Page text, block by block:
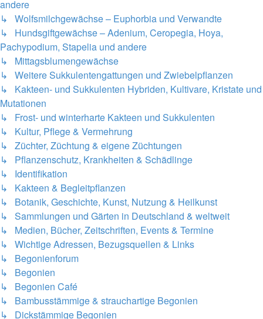
andere
↳ Wolfsmilchgewächse – Euphorbia und Verwandte
↳ Hundsgiftgewächse – Adenium, Ceropegia, Hoya,
Pachypodium, Stapelia und andere
↳ Mittagsblumengewächse
↳ Weitere Sukkulentengattungen und Zwiebelpflanzen
↳ Kakteen- und Sukkulenten Hybriden, Kultivare, Kristate und
Mutationen
↳ Frost- und winterharte Kakteen und Sukkulenten
↳ Kultur, Pflege & Vermehrung
↳ Züchter, Züchtung & eigene Züchtungen
↳ Pflanzenschutz, Krankheiten & Schädlinge
↳ Identifikation
↳ Kakteen & Begleitpflanzen
↳ Botanik, Geschichte, Kunst, Nutzung & Heilkunst
↳ Sammlungen und Gärten in Deutschland & weltweit
↳ Medien, Bücher, Zeitschriften, Events & Termine
↳ Wichtige Adressen, Bezugsquellen & Links
↳ Begonienforum
↳ Begonien
↳ Begonien Café
↳ Bambusstämmige & strauchartige Begonien
↳ Dickstämmige Begonien